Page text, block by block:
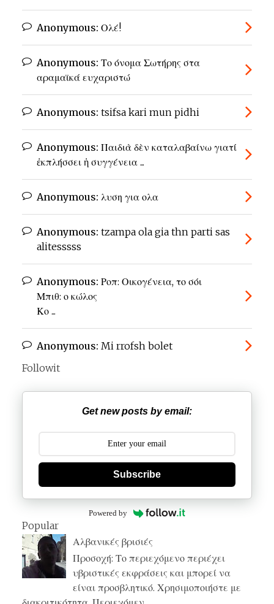
Anonymous: Ολέ!
Anonymous: Το όνομα Σωτήρης στα
αραμαϊκά ευχαριστώ
Anonymous: tsifsa kari mun pidhi
Anonymous: Παιδιὰ δὲν καταλαβαίνω γιατί
ἐκπλήσσει ἡ συγγένεια ...
Anonymous: λυση για ολα
Anonymous: tzampa ola gia thn parti sas
alitesssss
Anonymous: Ροπ: Οικογένεια, το σόι
Μπιθ: ο κώλος
Κο ...
Anonymous: Mi rrofsh bolet
Followit
Get new posts by email:
Subscribe
Powered by
Popular
Αλβανικές βρισιές
Προσοχή: Το περιεχόμενο περιέχει
υβριστικές εκφράσεις και μπορεί να
είναι προσβλητικό. Χρησιμοποιήστε με